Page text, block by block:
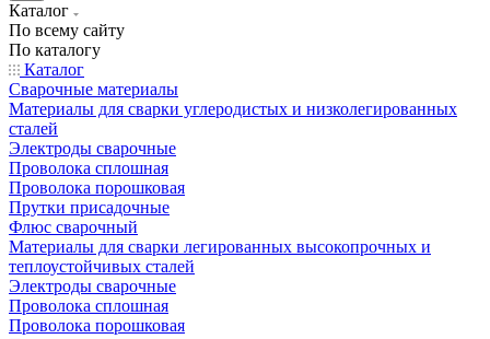
Каталог
По всему сайту
По каталогу
Каталог
Сварочные материалы
Материалы для сварки углеродистых и низколегированных
сталей
Электроды сварочные
Проволока сплошная
Проволока порошковая
Прутки присадочные
Флюс сварочный
Материалы для сварки легированных высокопрочных и
теплоустойчивых сталей
Электроды сварочные
Проволока сплошная
Проволока порошковая